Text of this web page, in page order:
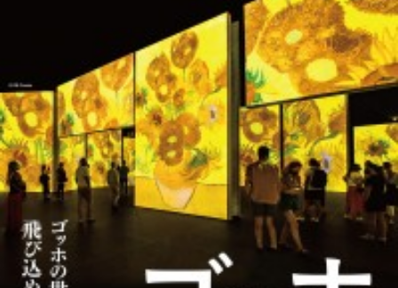
団体・法人の方へ
メルマガ登録